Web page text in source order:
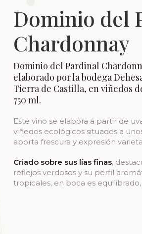
Dominio del
Chardonnay
Dominio del Pardinal
elaborado por la bodega
Tierra de Castilla, en viñedos
750 ml.
Este vino se elabora a partir de
viñedos ecológicos situados a
aporta frescura y expresión
Criado sobre sus lías finas,
reflejos verdosos y su perfil
tropicales, en boca es